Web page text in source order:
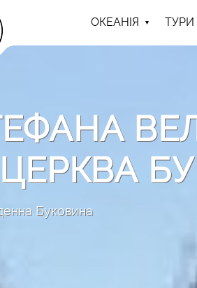
ОКЕАНІЯ ТУРИ
Буковина